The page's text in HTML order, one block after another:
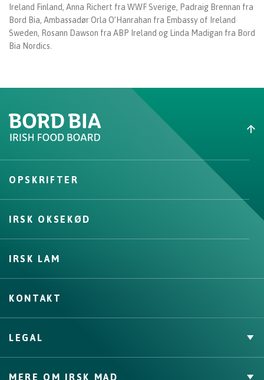
Ireland Finland, Anna Richert fra WWF Sverige, Padraig Brennan fra
Bord Bia, Ambassadør Orla O’Hanrahan fra Embassy of Ireland
Sweden, Rosann Dawson fra ABP Ireland og Linda Madigan fra Bord
Bia Nordics.
OPSKRIFTER
IRSK OKSEKØD
IRSK LAM
KONTAKT
LEGAL
MERE OM IRSK MAD